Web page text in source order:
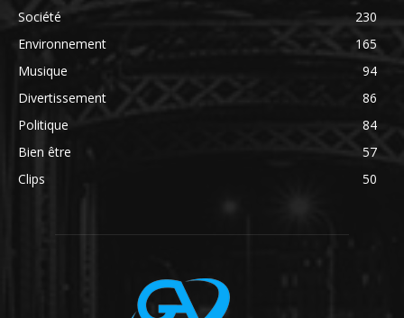
Société
230
Environnement
165
Musique
94
Divertissement
86
Politique
84
Bien être
57
Clips
50